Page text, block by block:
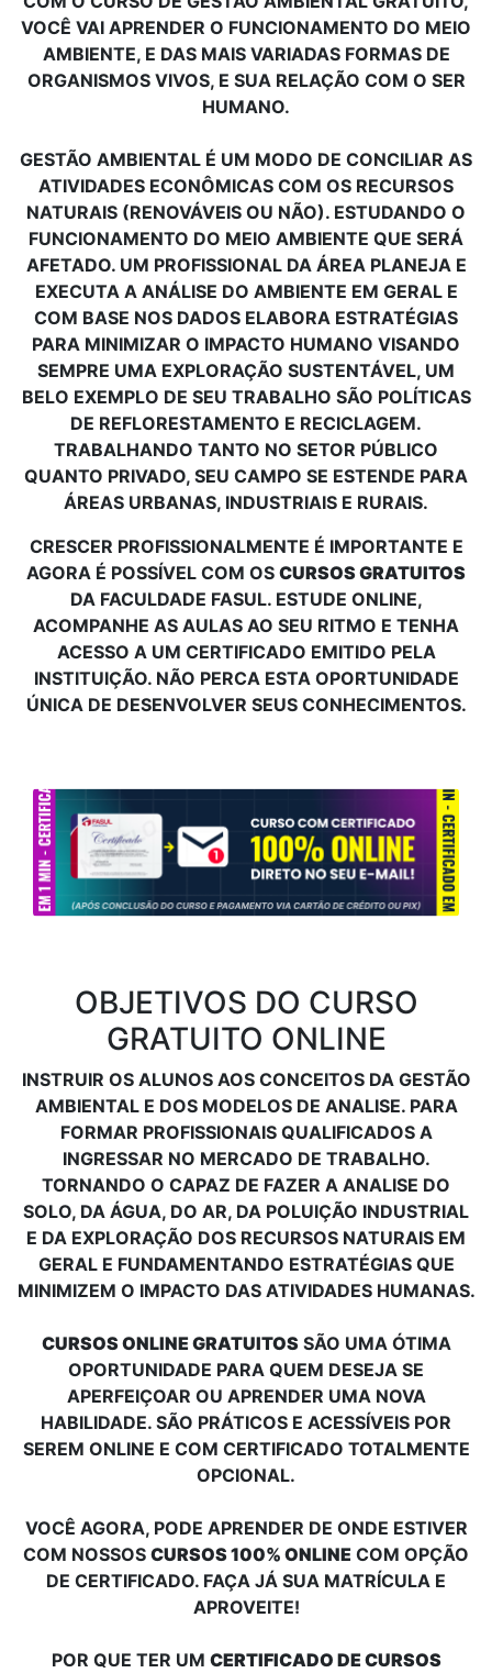
VOCÊ VAI APRENDER O FUNCIONAMENTO DO MEIO
AMBIENTE, E DAS MAIS VARIADAS FORMAS DE
ORGANISMOS VIVOS, E SUA RELAÇÃO COM O SER
HUMANO.
GESTÃO AMBIENTAL É UM MODO DE CONCILIAR AS
ATIVIDADES ECONÔMICAS COM OS RECURSOS
NATURAIS (RENOVÁVEIS OU NÃO). ESTUDANDO O
FUNCIONAMENTO DO MEIO AMBIENTE QUE SERÁ
AFETADO. UM PROFISSIONAL DA ÁREA PLANEJA E
EXECUTA A ANÁLISE DO AMBIENTE EM GERAL E
COM BASE NOS DADOS ELABORA ESTRATÉGIAS
PARA MINIMIZAR O IMPACTO HUMANO VISANDO
SEMPRE UMA EXPLORAÇÃO SUSTENTÁVEL, UM
BELO EXEMPLO DE SEU TRABALHO SÃO POLÍTICAS
DE REFLORESTAMENTO E RECICLAGEM.
TRABALHANDO TANTO NO SETOR PÚBLICO
QUANTO PRIVADO, SEU CAMPO SE ESTENDE PARA
ÁREAS URBANAS, INDUSTRIAIS E RURAIS.
CRESCER PROFISSIONALMENTE É IMPORTANTE E
AGORA É POSSÍVEL COM OS CURSOS GRATUITOS
DA FACULDADE FASUL. ESTUDE ONLINE,
ACOMPANHE AS AULAS AO SEU RITMO E TENHA
ACESSO A UM CERTIFICADO EMITIDO PELA
INSTITUIÇÃO. NÃO PERCA ESTA OPORTUNIDADE
ÚNICA DE DESENVOLVER SEUS CONHECIMENTOS.
OBJETIVOS DO CURSO
GRATUITO ONLINE
INSTRUIR OS ALUNOS AOS CONCEITOS DA GESTÃO
AMBIENTAL E DOS MODELOS DE ANALISE. PARA
FORMAR PROFISSIONAIS QUALIFICADOS A
INGRESSAR NO MERCADO DE TRABALHO.
TORNANDO O CAPAZ DE FAZER A ANALISE DO
SOLO, DA ÁGUA, DO AR, DA POLUIÇÃO INDUSTRIAL
E DA EXPLORAÇÃO DOS RECURSOS NATURAIS EM
GERAL E FUNDAMENTANDO ESTRATÉGIAS QUE
MINIMIZEM O IMPACTO DAS ATIVIDADES HUMANAS.
CURSOS ONLINE GRATUITOSSÃO UMA ÓTIMA
OPORTUNIDADE PARA QUEM DESEJA SE
APERFEIÇOAR OU APRENDER UMA NOVA
HABILIDADE. SÃO PRÁTICOS E ACESSÍVEIS POR
SEREM ONLINE E COM CERTIFICADO TOTALMENTE
OPCIONAL.
VOCÊ AGORA, PODE APRENDER DE ONDE ESTIVER
COM NOSSOS CURSOS 100% ONLINE COM OPÇÃO
DE CERTIFICADO. FAÇA JÁ SUA MATRÍCULA E
APROVEITE!
POR QUE TER UM CERTIFICADO DE CURSOS